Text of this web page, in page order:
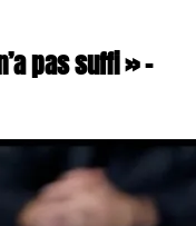
pas suffi » –